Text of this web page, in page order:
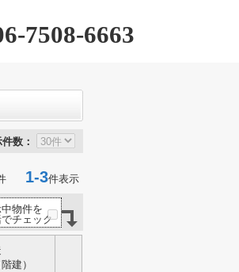
7508-6663
数：
1-3件表示
物件を
チェック
建）